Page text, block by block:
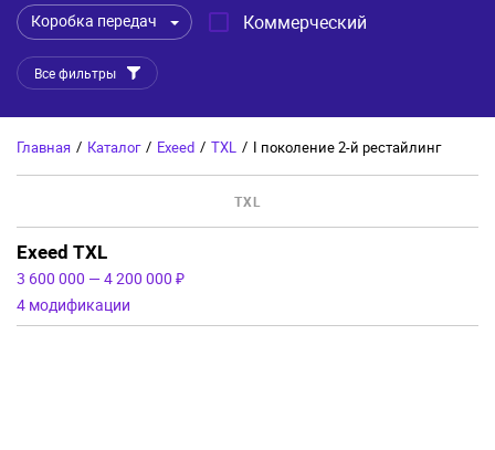
Коробка передач Коммерческий
Все фильтры
Главная / Каталог / Exeed / TXL / I поколение 2-й рестайлинг
TXL
Exeed TXL
3 600 000 —4 200 000 ₽
4 модификации